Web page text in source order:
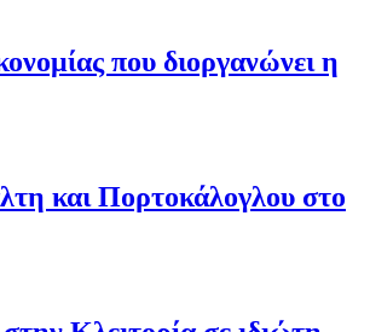
που διοργανώνει η
και Πορτοκάλογλου στο